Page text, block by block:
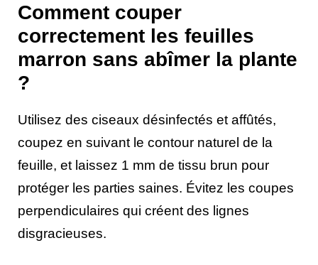
Comment couper
correctement les feuilles
marron sans abîmer la plante
?
Utilisez des ciseaux désinfectés et affûtés,
coupez en suivant le contour naturel de la
feuille, et laissez 1 mm de tissu brun pour
protéger les parties saines. Évitez les coupes
perpendiculaires qui créent des lignes
disgracieuses.